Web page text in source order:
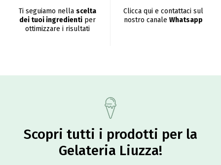
Ti seguiamo nella scelta
dei tuoi ingredienti per
ottimizzare i risultati
Clicca qui e contattaci sul
nostro canale Whatsapp
Scopri tutti i prodotti per la
Gelateria Liuzza!​